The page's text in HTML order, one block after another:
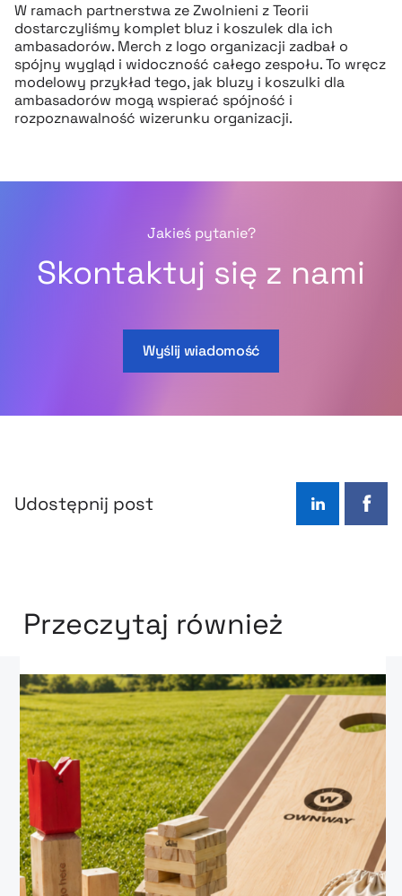
W ramach partnerstwa ze Zwolnieni z Teorii
dostarczyliśmy komplet bluz i koszulek dla ich
ambasadorów. Merch z logo organizacji zadbał o
spójny wygląd i widoczność całego zespołu. To wręcz
modelowy przykład tego, jak bluzy i koszulki dla
ambasadorów mogą wspierać spójność i
rozpoznawalność wizerunku organizacji.
Jakieś pytanie?
Skontaktuj się z nami
Wyślij wiadomość
Udostępnij post LinkedIn
Przeczytaj również